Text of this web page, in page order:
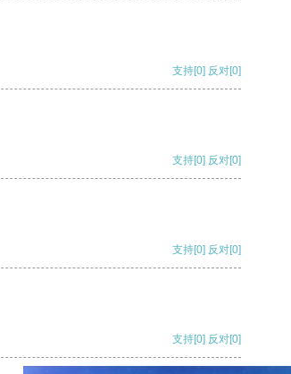
支持[0] 反对[0]
支持[0] 反对[0]
支持[0] 反对[0]
支持[0] 反对[0]